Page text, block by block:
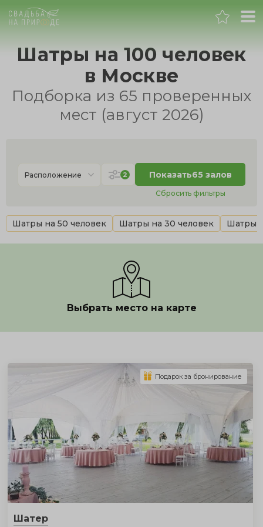
Москва
Свадьба
Выпускной
Новогодний корпоратив
Шатры на 100 человек
в Москве
Подборка из 65 проверенных
мест (август 2026)
Расположение 2 Показать65 залов
Сбросить фильтры
Шатры на 50 человек Шатры на 30 человек Шатры
Выбрать место на карте
Шатер
Подарок за бронирование